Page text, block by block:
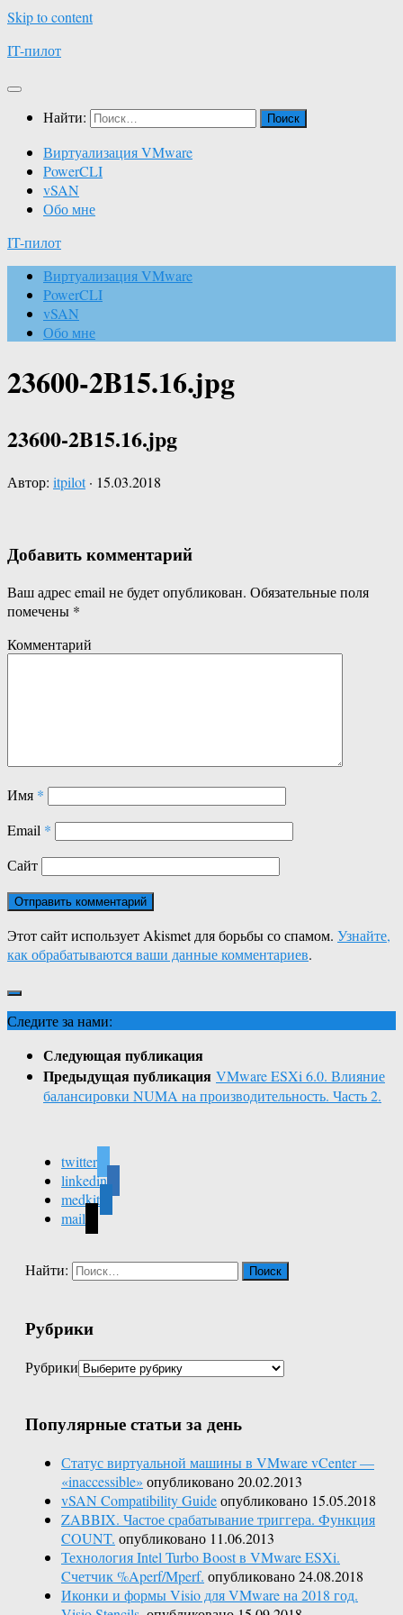
Skip to content
IT-пилот
Найти:
Виртуализация VMware
PowerCLI
vSAN
Обо мне
IT-пилот
Виртуализация VMware
PowerCLI
vSAN
Обо мне
23600-2B15.16.jpg
23600-2B15.16.jpg
Автор: itpilot · 15.03.2018
Добавить комментарий
Ваш адрес email не будет опубликован. Обязательные поля
помечены *
Комментарий
Имя *
Email *
Сайт
Этот сайт использует Akismet для борьбы со спамом. Узнайте,
как обрабатываются ваши данные комментариев.
Следите за нами:
Следующая публикация
Предыдущая публикация VMware ESXi 6.0. Влияние
балансировки NUMA на производительность. Часть 2.
twitter
linkedin
medkit
mail
Найти:
Рубрики
Рубрики
Популярные статьи за день
Статус виртуальной машины в VMware vCenter —
«inaccessible» опубликовано 20.02.2013
vSAN Compatibility Guideопубликовано 15.05.2018
ZABBIX. Частое срабатывание триггера. Функция
COUNT. опубликовано 11.06.2013
Технология Intel Turbo Boost в VMware ESXi.
Cчетчик %Aperf/Mperf. опубликовано 24.08.2018
Иконки и формы Visio для VMware на 2018 год.